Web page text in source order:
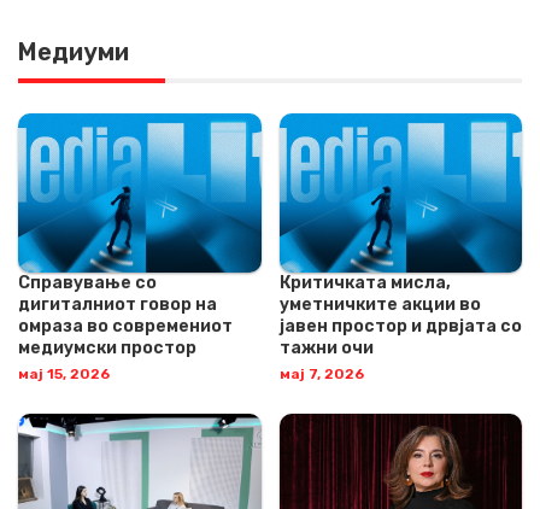
Медиуми
Справување со
дигиталниот говор на
омраза во современиот
медиумски простор
мај 15, 2026
Критичката мисла,
уметничките акции во
јавен простор и дрвјата со
тажни очи
мај 7, 2026